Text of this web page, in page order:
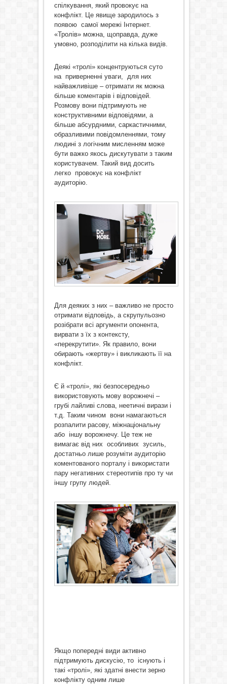
спілкування, який провокує на
конфлікт. Це явище зародилось з
появою самої мережі Інтернет.
«Тролів» можна, щоправда, дуже
умовно, розподілити на кілька видів.
Деякі «тролі» концентруються суто
на приверненні уваги, для них
найважливіше – отримати як можна
більше коментарів і відповідей.
Розмову вони підтримують не
конструктивними відповідями, а
більше абсурдними, саркастичними,
образливими повідомленнями, тому
людині з логічним мисленням може
бути важко якось дискутувати з таким
користувачем. Такий вид досить
легко провокує на конфлікт
аудиторію.
Для деяких з них – важливо не просто
отримати відповідь, а скрупульозно
розібрати всі аргументи опонента,
вирвати з їх з контексту,
«перекрутити». Як правило, вони
обирають «жертву» і викликають її на
конфлікт.
Є й «тролі», які безпосередньо
використовують мову ворожнечі –
грубі лайливі слова, неетичні вирази і
т.д. Таким чином вони намагаються
розпалити расову, міжнаціональну
або іншу ворожнечу. Це теж не
вимагає від них особливих зусиль,
достатньо лише розуміти аудиторію
коментованого порталу і використати
пару негативних стереотипів про ту чи
іншу групу людей.
Якщо попередні види активно
підтримують дискусію, то існують і
такі «тролі», які здатні внести зерно
конфлікту одним лише